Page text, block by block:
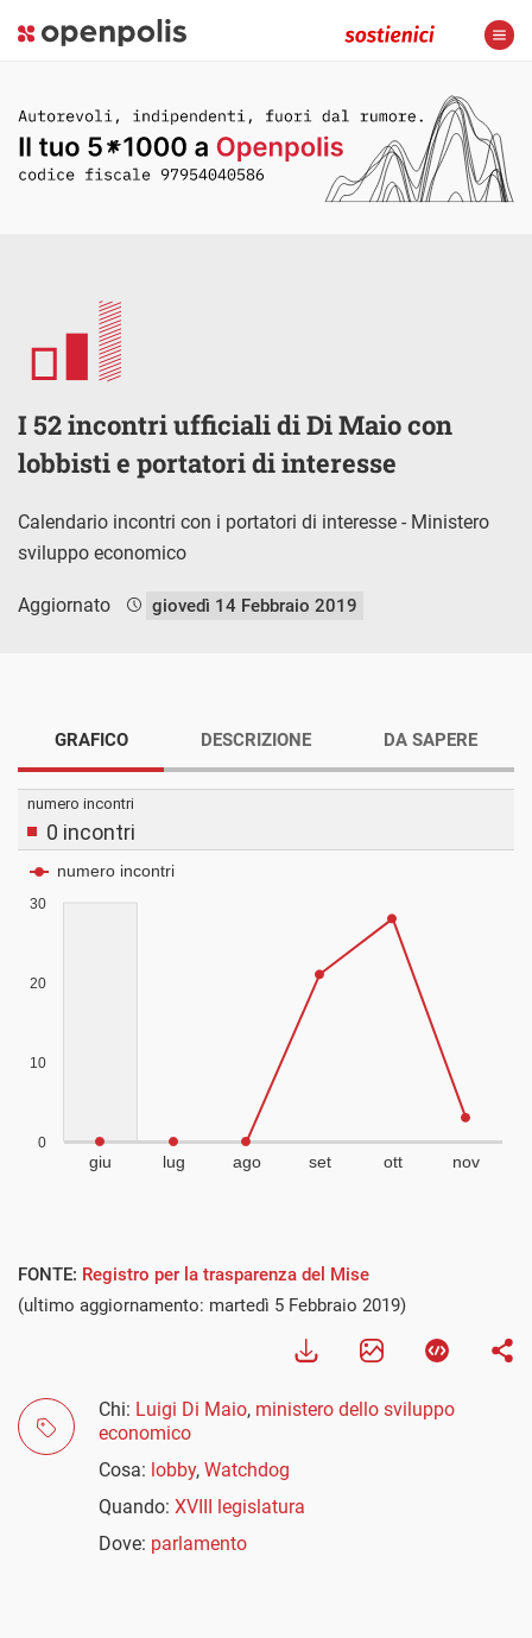
I 52 incontri ufficiali di Di Maio con
lobbisti e portatori di interesse
Calendario incontri con i portatori di interesse - Ministero
sviluppo economico
Aggiornato giovedì 14 Febbraio 2019
GRAFICO DESCRIZIONE DA SAPERE
FONTE: Registro per la trasparenza del Mise
(ultimo aggiornamento: martedì 5 Febbraio 2019)
Chi: Luigi Di Maio, ministero dello sviluppo
economico
Cosa: lobby, Watchdog
Quando: XVIII legislatura
Dove: parlamento